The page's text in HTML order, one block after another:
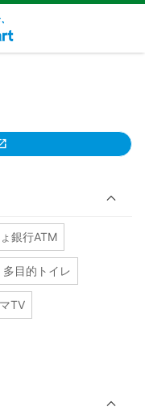
銀行ATM
多目的トイレ
TV